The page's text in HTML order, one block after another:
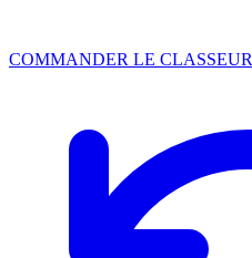
COMMANDER LE CLASSEUR